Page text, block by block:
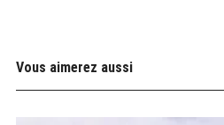
Vous aimerez aussi